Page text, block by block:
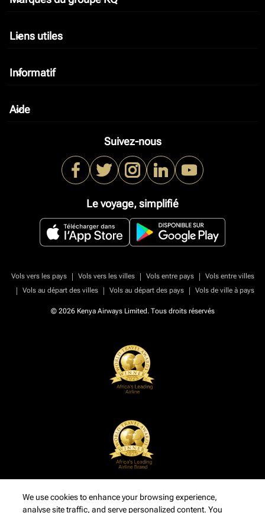
Liens utiles
keyboard_arrow_down
Informatif
keyboard_arrow_down
Aide
keyboard_arrow_down
Suivez-nous
Le voyage, simplifié
Vols vers les pays | Vols vers les villes | Vols entre pays |
Vols entre villes
|
Vols au départ des villes | Vols au départ des pays | Vols de ville à pays
© 2026 Kenya Airways Limited. Tous droits réservés
We use cookies to enhance your browsing experience,
analyse site traffic, and serve personalized content. You